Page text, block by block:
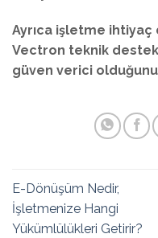
Ayrıca işletme ihtiyaç
Vectron teknik
güven verici
E-Dönüşüm Nedir,
İşletmenize Hangi
Yükümlülükleri Getirir?